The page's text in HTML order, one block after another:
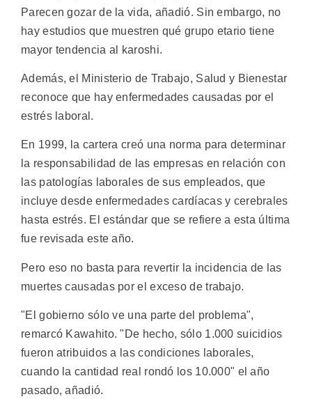
Parecen gozar de la vida, añadió. Sin embargo, no
hay estudios que muestren qué grupo etario tiene
mayor tendencia al karoshi.
Además, el Ministerio de Trabajo, Salud y Bienestar
reconoce que hay enfermedades causadas por el
estrés laboral.
En 1999, la cartera creó una norma para determinar
la responsabilidad de las empresas en relación con
las patologías laborales de sus empleados, que
incluye desde enfermedades cardíacas y cerebrales
hasta estrés. El estándar que se refiere a esta última
fue revisada este año.
Pero eso no basta para revertir la incidencia de las
muertes causadas por el exceso de trabajo.
"El gobierno sólo ve una parte del problema",
remarcó Kawahito. "De hecho, sólo 1.000 suicidios
fueron atribuidos a las condiciones laborales,
cuando la cantidad real rondó los 10.000" el año
pasado, añadió.